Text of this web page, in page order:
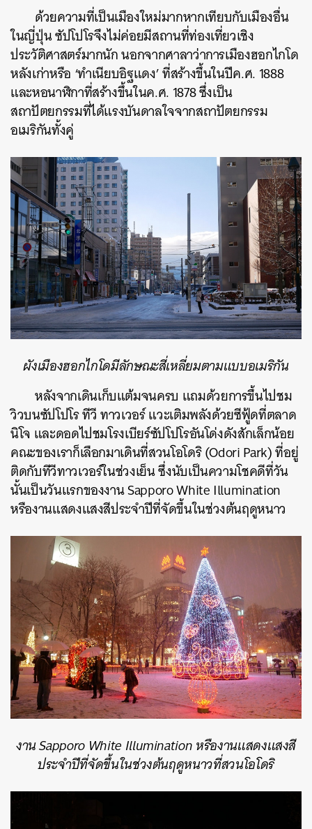
ด้วยความที่เป็นเมืองใหม่มากหากเทียบกับเมืองอื่น
ในญี่ปุ่น ซัปโปโรจึงไม่ค่อยมีสถานที่ท่องเที่ยวเชิง
ประวัติศาสตร์มากนัก นอกจากศาลาว่าการเมืองฮอกไกโด
หลังเก่าหรือ ‘ทำเนียบอิฐแดง’ ที่สร้างขึ้นในปีค.ศ. 1888
และหอนาฬิกาที่สร้างขึ้นในค.ศ. 1878 ซึ่งเป็น
สถาปัตยกรรมที่ได้แรงบันดาลใจจากสถาปัตยกรรม
อเมริกันทั้งคู่
ผังเมืองฮอกไกโดมีลักษณะสี่เหลี่ยมตามแบบอเมริกัน
หลังจากเดินเก็บแต้มจนครบ แถมด้วยการขึ้นไปชม
วิวบนซัปโปโร ทีวี ทาวเวอร์ แวะเติมพลังด้วยซีฟู้ดที่ตลาด
นิโจ และดอดไปชมโรงเบียร์ซัปโปโรอันโด่งดังสักเล็กน้อย
คณะของเราก็เลือกมาเดินที่สวนโอโดริ (Odori Park) ที่อยู่
ติดกับทีวีทาวเวอร์ในช่วงเย็น ซึ่งนับเป็นความโชคดีที่วัน
นั้นเป็นวันแรกของงาน Sapporo White Illumination
หรืองานแสดงแสงสีประจำปีที่จัดขึ้นในช่วงต้นฤดูหนาว
งาน Sapporo White Illumination หรืองานแสดงแสงสี
ประจำปีที่จัดขึ้นในช่วงต้นฤดูหนาวที่สวนโอโดริ